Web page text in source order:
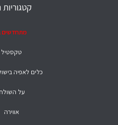
מתחדשים
טקסטיל
כלים לאפיה
על
אווירה